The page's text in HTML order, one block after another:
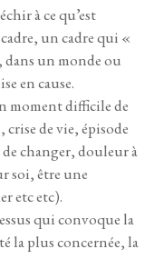
à ce qu’est
un cadre qui «
un monde ou
en cause.
moment difficile de
de vie, épisode
changer, douleur à
soi, être une
etc etc).
qui convoque la
la plus concernée, la